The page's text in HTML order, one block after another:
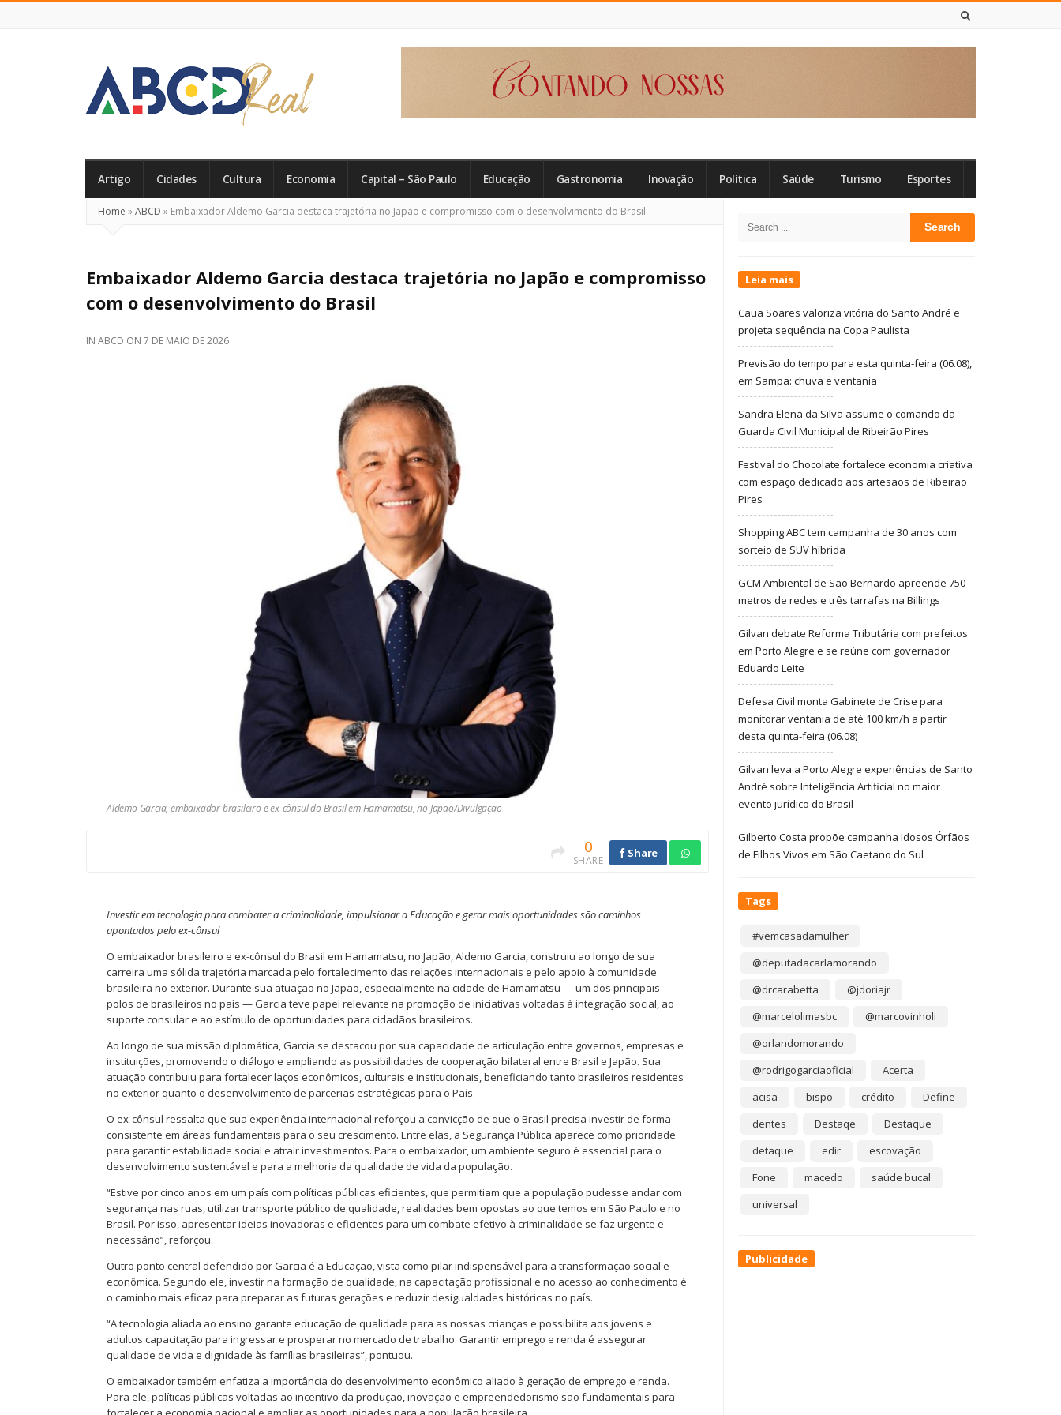
Real
Artigo Cidades Cultura Economia Capital – São Paulo Educação Gastronomia Inovação Política Saúde Turismo Esportes
Home »ABCD » Embaixador Aldemo Garcia destaca trajetória no Japão e compromisso com o desenvolvimento do Brasil
Embaixador Aldemo Garcia destaca trajetória no Japão e compromisso
com o desenvolvimento do Brasil
IN ABCD ON 7 DE MAIO DE 2026
Aldemo Garcia, embaixador brasileiro e ex-cônsul do Brasil em Hamamatsu, no Japão/Divulgação
0
SHARE
Share
Investir em tecnologia para combater a criminalidade, impulsionar a Educação e gerar mais oportunidades são caminhos
apontados pelo ex-cônsul
O embaixador brasileiro e ex-cônsul do Brasil em Hamamatsu, no Japão, Aldemo Garcia, construiu ao longo de sua
carreira uma sólida trajetória marcada pelo fortalecimento das relações internacionais e pelo apoio à comunidade
brasileira no exterior. Durante sua atuação no Japão, especialmente na cidade de Hamamatsu — um dos principais
polos de brasileiros no país — Garcia teve papel relevante na promoção de iniciativas voltadas à integração social, ao
suporte consular e ao estímulo de oportunidades para cidadãos brasileiros.
Ao longo de sua missão diplomática, Garcia se destacou por sua capacidade de articulação entre governos, empresas e
instituições, promovendo o diálogo e ampliando as possibilidades de cooperação bilateral entre Brasil e Japão. Sua
atuação contribuiu para fortalecer laços econômicos, culturais e institucionais, beneficiando tanto brasileiros residentes
no exterior quanto o desenvolvimento de parcerias estratégicas para o País.
O ex-cônsul ressalta que sua experiência internacional reforçou a convicção de que o Brasil precisa investir de forma
consistente em áreas fundamentais para o seu crescimento. Entre elas, a Segurança Pública aparece como prioridade
para garantir estabilidade social e atrair investimentos. Para o embaixador, um ambiente seguro é essencial para o
desenvolvimento sustentável e para a melhoria da qualidade de vida da população.
“Estive por cinco anos em um país com políticas públicas eficientes, que permitiam que a população pudesse andar com
segurança nas ruas, utilizar transporte público de qualidade, realidades bem opostas ao que temos em São Paulo e no
Brasil. Por isso, apresentar ideias inovadoras e eficientes para um combate efetivo à criminalidade se faz urgente e
necessário”, reforçou.
Outro ponto central defendido por Garcia é a Educação, vista como pilar indispensável para a transformação social e
econômica. Segundo ele, investir na formação de qualidade, na capacitação profissional e no acesso ao conhecimento é
o caminho mais eficaz para preparar as futuras gerações e reduzir desigualdades históricas no país.
“A tecnologia aliada ao ensino garante educação de qualidade para as nossas crianças e possibilita aos jovens e
adultos capacitação para ingressar e prosperar no mercado de trabalho. Garantir emprego e renda é assegurar
qualidade de vida e dignidade às famílias brasileiras”, pontuou.
O embaixador também enfatiza a importância do desenvolvimento econômico aliado à geração de emprego e renda.
Para ele, políticas públicas voltadas ao incentivo da produção, inovação e empreendedorismo são fundamentais para
Sidebar
Search
Leia mais
Cauã Soares valoriza vitória do Santo André e
projeta sequência na Copa Paulista
Previsão do tempo para esta quinta-feira (06.08),
em Sampa: chuva e ventania
Sandra Elena da Silva assume o comando da
Guarda Civil Municipal de Ribeirão Pires
Festival do Chocolate fortalece economia criativa
com espaço dedicado aos artesãos de Ribeirão
Pires
Shopping ABC tem campanha de 30 anos com
sorteio de SUV híbrida
GCM Ambiental de São Bernardo apreende 750
metros de redes e três tarrafas na Billings
Gilvan debate Reforma Tributária com prefeitos
em Porto Alegre e se reúne com governador
Eduardo Leite
Defesa Civil monta Gabinete de Crise para
monitorar ventania de até 100 km/h a partir
desta quinta-feira (06.08)
Gilvan leva a Porto Alegre experiências de Santo
André sobre Inteligência Artificial no maior
evento jurídico do Brasil
Gilberto Costa propõe campanha Idosos Órfãos
de Filhos Vivos em São Caetano do Sul
Tags
#vemcasadamulher
@deputadacarlamorando
@drcarabetta
@jdoriajr
@marcelolimasbc
@marcovinholi
@orlandomorando
@rodrigogarciaoficial
Acerta
acisa
bispo crédito
Define
dentes
Destaqe
Destaque
detaque
edir
escovação
Fone
macedo
saúde bucal
universal
Publicidade